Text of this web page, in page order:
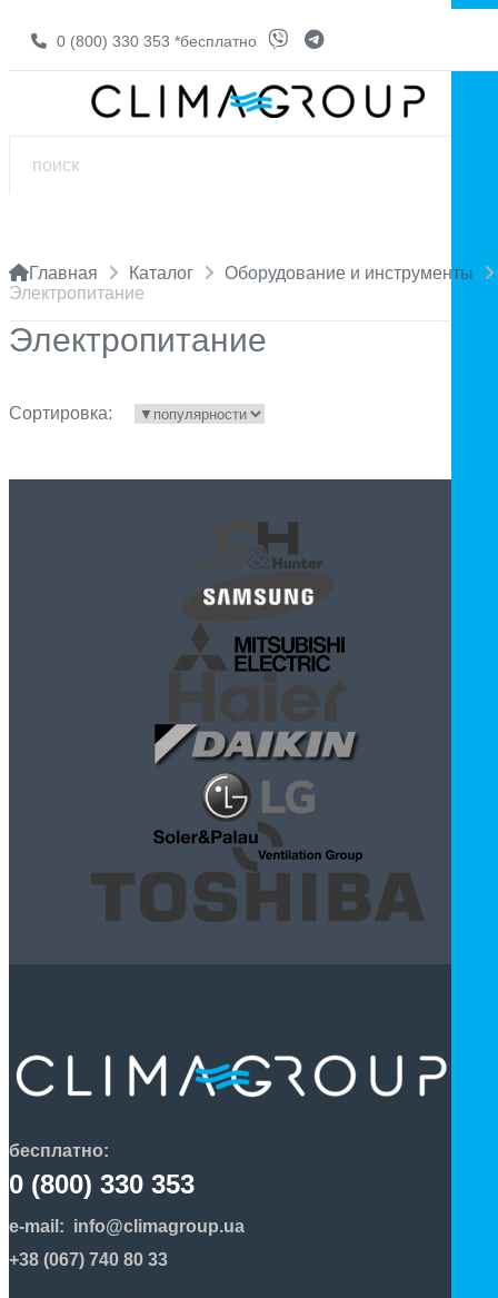
0 (800) 330 353 *бесплатно
Главная Каталог
Оборудование и инструменты
Электропитание
Электропитание
Сортировка:
бесплатно:
0 (800) 330 353
e-mail: info@climagroup.ua
+38 (067) 740 80 33